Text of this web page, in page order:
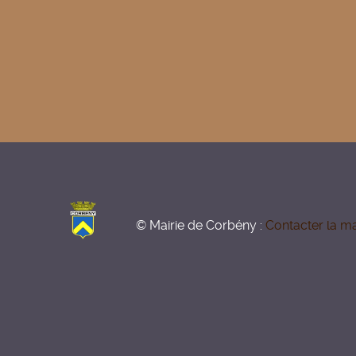
© Mairie de Corbény : Contacter la